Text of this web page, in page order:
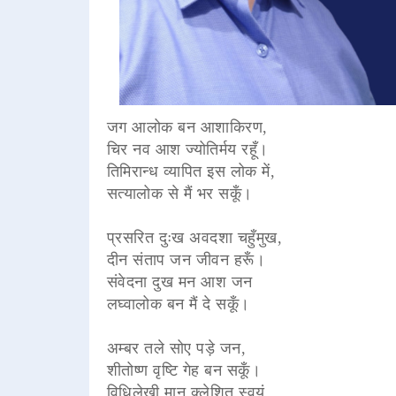
जग आलोक बन आशाकिरण,
चिर नव आश ज्योतिर्मय रहूँ।
तिमिरान्ध व्यापित इस लोक में,
सत्यालोक से मैं भर सकूँ।
प्रसरित दुःख अवदशा चहुँमुख,
दीन संताप जन जीवन हरूँ।
संवेदना दुख मन आश जन
लघ्वालोक बन मैं दे सकूँ।
अम्बर तले सोए पड़े जन,
शीतोष्ण वृष्टि गेह बन सकूँ।
विधिलेखी मान क्लेशित स्वयं,